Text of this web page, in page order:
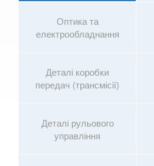
VOLKSWAGEN
В наявності!
Оптика та
електрообладнання
Деталі коробки
передач (трансмісії)
Деталі рульового
управління